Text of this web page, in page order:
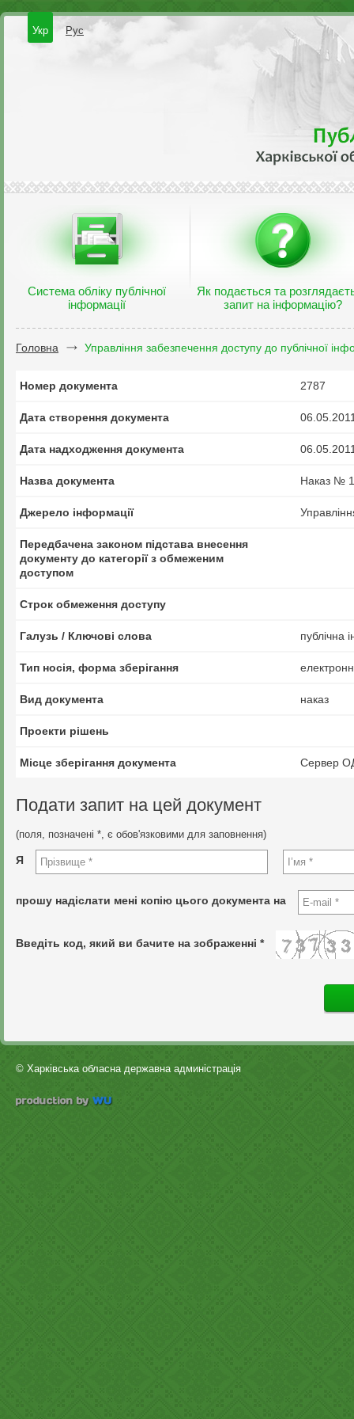
Укр Рус
Система обліку публічної
інформації
Як подається та
запит на інформацію?
Головна Управління забезпечення доступу до публічної
Номер документа 2787
Дата створення документа
Дата надходження документа
Назва документа Наказ № 1
Джерело інформації
Передбачена законом підстава внесення
документу до категорії з обмеженим
доступом
Строк обмеження доступу
Галузь / Ключові слова публічна
Тип носія, форма зберігання
Вид документа наказ
Проекти рішень
Місце зберігання документа Сервер
Подати запит на цей документ
(поля, позначені *, є обов'язковими для заповнення)
Я
прошу надіслати мені копію цього документа на
Введіть код, який ви бачите на зображенні *
© Харківська обласна державна админістрація